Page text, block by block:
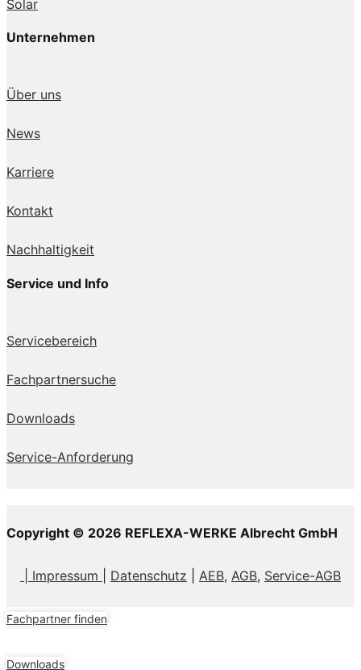
Solar
Unternehmen
Über uns
News
Karriere
Kontakt
Nachhaltigkeit
Service und Info
Servicebereich
Fachpartnersuche
Downloads
Service-Anforderung
Copyright © 2026 REFLEXA-WERKE Albrecht GmbH
| Impressum Datenschutz AEB, AGB, Service-AGB
Fachpartner finden
Downloads